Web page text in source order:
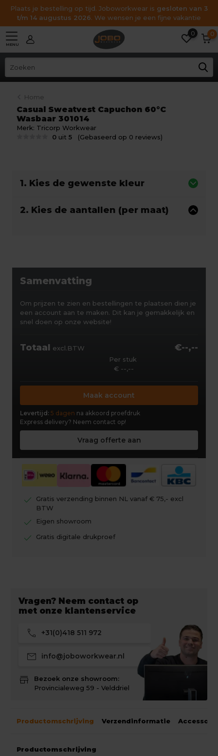
Plaats je bestelling op tijd. Joboworkwear is gesloten van 3
t/m 14 augustus 2026. We wensen je een fijne vakantie
MENU
0 0
Home
Casual Sweatvest Capuchon 60°C
Wasbaar 301014
Merk: Tricorp Workwear
0 uit5 (Gebaseerd op 0 reviews)
1. Kies de gewenste kleur
2. Kies de aantallen (per maat)
Samenvatting
Om prijzen te zien en bestellingen te plaatsen dien je
een account aan te maken. Dit kan je gemakkelijk en
snel doen op onze website!
Totaal excl.BTW €--,--
Per stuk
€ --,--
Maak account
Levertijd: 5 dagen na akkoord proefdruk
Express delivery? Neem contact op!
Vraag offerte aan
check
Gratis verzending binnen NL vanaf € 75,- excl
BTW
check Eigen showroom
check Gratis digitale drukproef
Vragen? Neem contact op
met onze klantenservice
call +31(0)418 511 972
mail info@joboworkwear.nl
store
Bezoek onze showroom:
Provincialeweg 59 - Velddriel
Productomschrijving Verzendinformatie
Productomschrijving